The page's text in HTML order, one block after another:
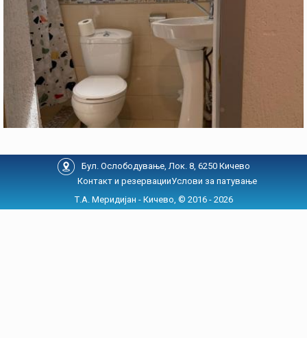
Бул. Ослободување, Лок. 8, 6250 Кичево
Контакт и резервацииУслови за патување
Т.А. Меридијан - Кичево, © 2016 - 2026